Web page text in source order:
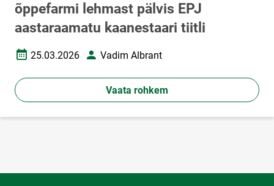
õppefarmi lehmast pälvis EPJ
aastaraamatu kaanestaari tiitli
Loomise kuupäev
25.03.2026 AutorVadim Albrant
Vaata rohkem